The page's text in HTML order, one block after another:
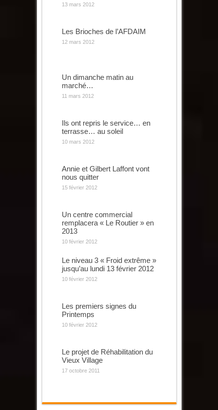
13 mars 2012
Les Brioches de l’AFDAIM
12 mars 2012
Un dimanche matin au
marché…
11 mars 2012
Ils ont repris le service… en
terrasse… au soleil
10 mars 2012
Annie et Gilbert Laffont vont
nous quitter
15 février 2012
Un centre commercial
remplacera « Le Routier » en
2013
10 février 2012
Le niveau 3 « Froid extrême »
jusqu’au lundi 13 février 2012
10 février 2012
Les premiers signes du
Printemps
10 février 2012
Le projet de Réhabilitation du
Vieux Village
17 octobre 2011